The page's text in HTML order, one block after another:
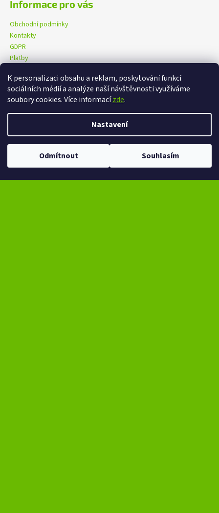
K personalizaci obsahu a reklam, poskytování funkcí
sociálních médií a analýze naší návštěvnosti využíváme
soubory cookies. Více informacízde.
Nastavení
Odmítnout Souhlasím
Informace pro vás
Obchodní podmínky
Kontakty
GDPR
Platby
eXtrem-audio na facebooku eXtrem-audio na Instagramu
Copyright 2026eXtrem-audio.cz. Všechna práva vyhrazena.
Upravit nastavení cookies